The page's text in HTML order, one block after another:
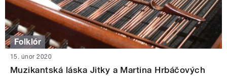
Folklór
15. únor 2020
Muzikantská láska Jitky a Martina Hrbáčových